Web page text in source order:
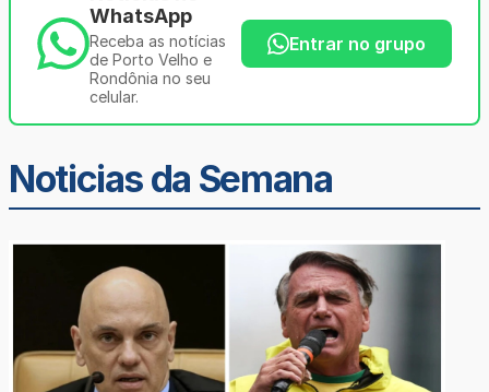
WhatsApp
Receba as notícias
de Porto Velho e
Rondônia no seu
celular.
Entrar no grupo
Noticias da Semana